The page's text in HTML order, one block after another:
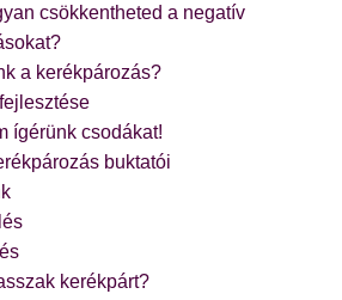
csökkentheted a negatív
a kerékpározás?
ígérünk csodákat!
buktatói
kerékpárt?